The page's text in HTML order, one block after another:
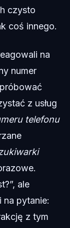
czysto
coś innego.
na
numer
z usług
telefonu
ale
pytanie:
z tym